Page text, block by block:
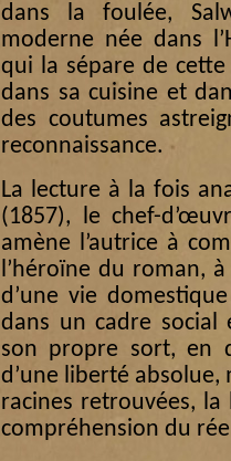
dans la foulée,
moderne née dans
qui la sépare de
dans sa cuisine et
des coutumes
reconnaissance.
La lecture à la fois
(1857), le chef-
amène l’autrice à
l’héroïne du roman,
d’une vie
dans un cadre social
son propre sort, en
d’une liberté absolue,
racines retrouvées,
compréhension du